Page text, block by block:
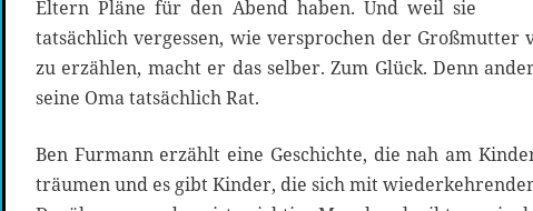
Eltern Pläne für den Abend haben. Und weil sie
tatsächlich vergessen, wie versprochen der Großmutter
zu erzählen, macht er das selber. Zum Glück. Denn
seine Oma tatsächlich Rat.
Ben Furmann erzählt eine Geschichte, die nah am
träumen und es gibt Kinder, die sich mit